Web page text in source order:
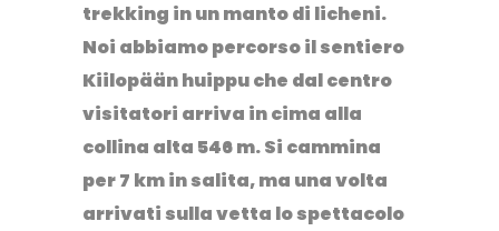
trekking in un manto di licheni.
Noi abbiamo percorso il sentiero
Kiilopään huippu che dal centro
visitatori arriva in cima alla
collina alta 546 m. Si cammina
per 7 km in salita, ma una volta
arrivati sulla vetta lo spettacolo